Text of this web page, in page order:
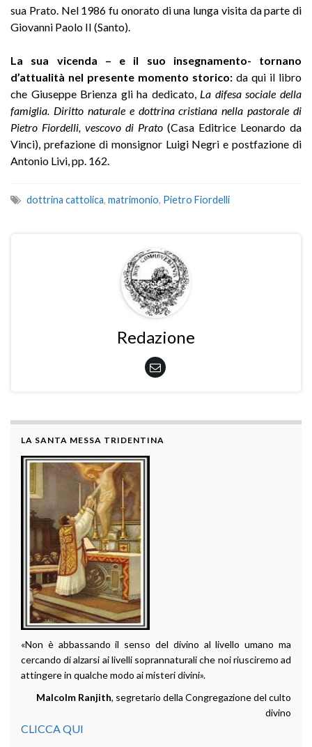
sua Prato. Nel 1986 fu onorato di una lunga visita da parte di
Giovanni Paolo II (Santo).
La sua vicenda – e il suo insegnamento- tornano
d’attualità nel presente momento storico: da qui il libro
che Giuseppe Brienza gli ha dedicato, La difesa sociale della
famiglia. Diritto naturale e dottrina cristiana nella pastorale di
Pietro Fiordelli, vescovo di Prato (Casa Editrice Leonardo da
Vinci), prefazione di monsignor Luigi Negri e postfazione di
Antonio Livi, pp. 162.
dottrina cattolica, matrimonio, Pietro Fiordelli
Redazione
LA SANTA MESSA TRIDENTINA
«Non è abbassando il senso del divino al livello umano ma
cercando di alzarsi ai livelli soprannaturali che noi riusciremo ad
attingere in qualche modo ai misteri divini».
Malcolm Ranjith, segretario della Congregazione del culto
divino
CLICCA QUI